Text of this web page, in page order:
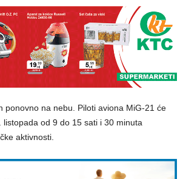
ponovno na nebu. Piloti aviona MiG-21 će
od 9 do 15 sati i 30 minuta
aktivnosti.